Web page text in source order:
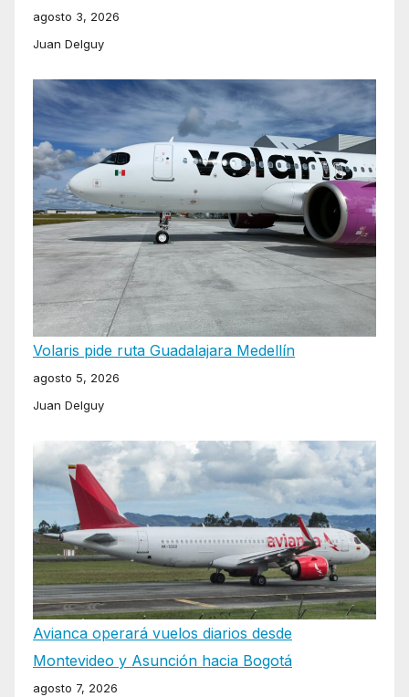
agosto 3, 2026
Juan Delguy
Volaris pide ruta Guadalajara Medellín
agosto 5, 2026
Juan Delguy
Avianca operará vuelos diarios desde
Montevideo y Asunción hacia Bogotá
agosto 7, 2026